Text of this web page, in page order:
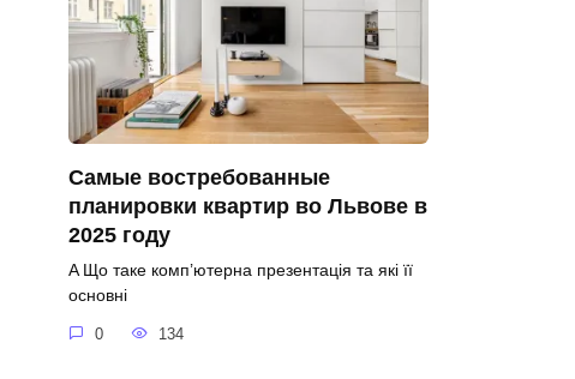
Самые востребованные
планировки квартир во Львове в
2025 году
A Що таке комп’ютерна презентація та які її
основні
0 134